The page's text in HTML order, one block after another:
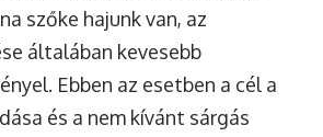
szőke hajunk van, az
általában kevesebb
Ebben az esetben a cél a
és a nem kívánt sárgás